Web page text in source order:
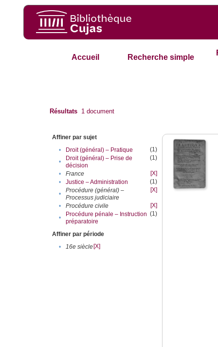
Accueil Recherche simple
Résultats 1 document
Affiner par sujet
•
Droit (général) – Pratique
(1)
•
Droit (général) – Prise de
décision
(1)
• France
[X]
•
Justice – Administration
(1)
•
Procédure (général) –
Processus judiciaire
[X]
• Procédure civile
[X]
•
Procédure pénale – Instruction
préparatoire
(1)
Affiner par période
•
16e siècle[X]